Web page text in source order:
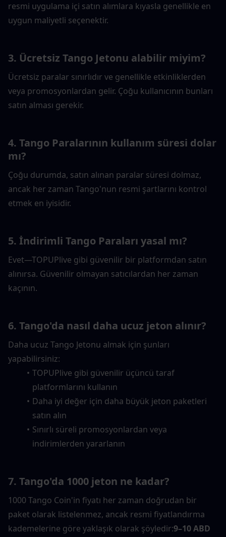
resmi uygulama içi satın alımlara kıyasla genellikle en
uygun maliyetli seçenektir.
3. Ücretsiz Tango Jetonu alabilir miyim?
Ücretsiz paralar sınırlıdır ve genellikle etkinliklerden
veya promosyonlardan gelir. Çoğu kullanıcının bunları
satın alması gerekir.
4. Tango Paralarının kullanım süresi dolar
mı?
Çoğu durumda, satın alınan paralar süresi dolmaz,
ancak her zaman Tango'nun resmi şartlarını kontrol
etmek en iyisidir.
5. İndirimli Tango Paraları yasal mı?
Evet—TOPUPlive gibi güvenilir bir platformdan satın
alınırsa. Güvenilir olmayan satıcılardan her zaman
kaçının.
6. Tango'da nasıl daha ucuz jeton alınır?
Daha ucuz Tango Jetonu almak için şunları
yapabilirsiniz:
TOPUPlive gibi güvenilir üçüncü taraf
platformlarını kullanın
Daha iyi değer için daha büyük jeton paketleri
satın alın
Sınırlı süreli promosyonlardan veya
indirimlerden yararlanın
7. Tango'da 1000 jeton ne kadar?
1000 Tango Coin'in fiyatı her zaman doğrudan bir
paket olarak listelenmez, ancak resmi fiyatlandırma
kademelerine göre yaklaşık olarak şöyledir:9–10 ABD